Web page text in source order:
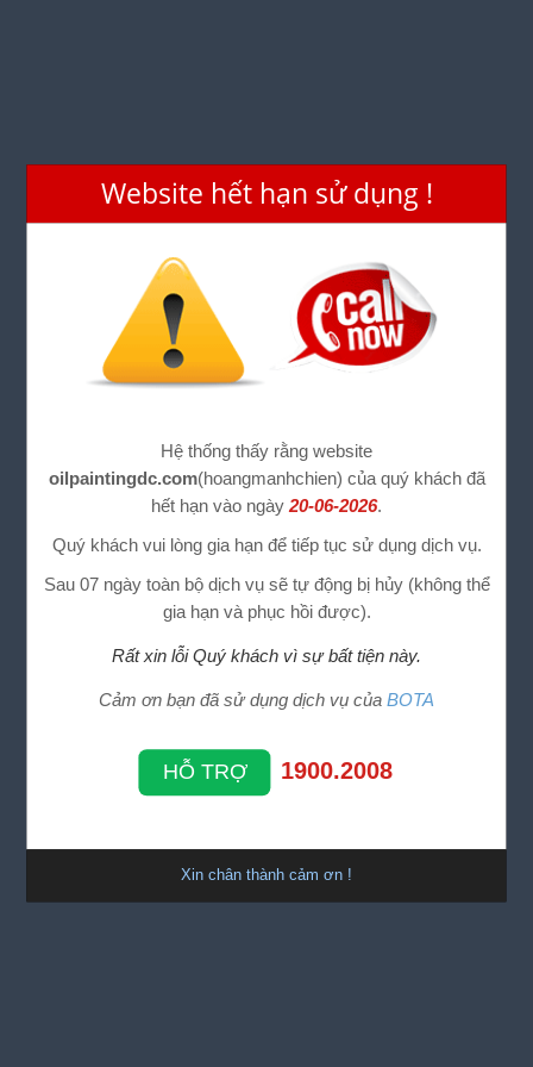
Website hết hạn sử dụng !
Hệ thống thấy rằng website
oilpaintingdc.com(hoangmanhchien) của quý khách đã
hết hạn vào ngày20-06-2026.
Quý khách vui lòng gia hạn để tiếp tục sử dụng dịch vụ.
Sau 07 ngày toàn bộ dịch vụ sẽ tự động bị hủy (không thể
gia hạn và phục hồi được).
Rất xin lỗi Quý khách vì sự bất tiện này.
Cảm ơn bạn đã sử dụng dịch vụ của BOTA
HỖ TRỢ 1900.2008
Xin chân thành cảm ơn !